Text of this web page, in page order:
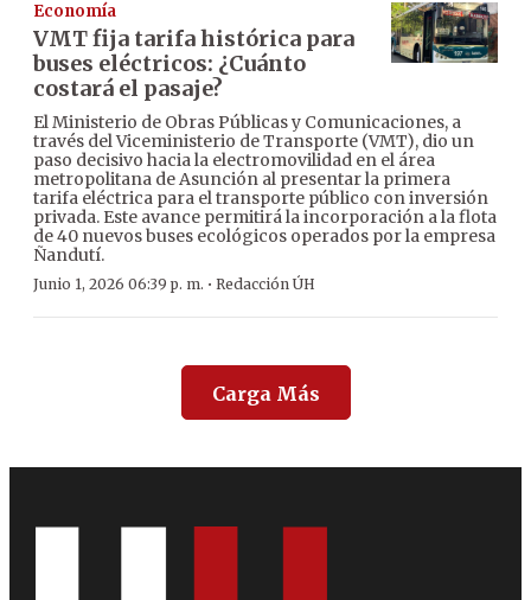
Economía
VMT fija tarifa histórica para
buses eléctricos: ¿Cuánto
costará el pasaje?
El Ministerio de Obras Públicas y Comunicaciones, a
través del Viceministerio de Transporte (VMT), dio un
paso decisivo hacia la electromovilidad en el área
metropolitana de Asunción al presentar la primera
tarifa eléctrica para el transporte público con inversión
privada. Este avance permitirá la incorporación a la flota
de 40 nuevos buses ecológicos operados por la empresa
Ñandutí.
Junio 1, 2026 06:39 p. m. · Redacción ÚH
Carga Más